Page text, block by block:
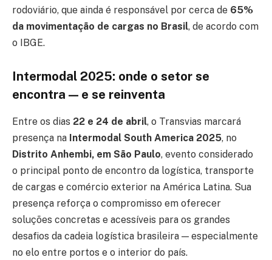
rodoviário, que ainda é responsável por cerca de 65%
da movimentação de cargas no Brasil, de acordo com
o IBGE.
Intermodal 2025: onde o setor se
encontra — e se reinventa
Entre os dias 22 e 24 de abril, o Transvias marcará
presença na Intermodal South America 2025, no
Distrito Anhembi, em São Paulo, evento considerado
o principal ponto de encontro da logística, transporte
de cargas e comércio exterior na América Latina. Sua
presença reforça o compromisso em oferecer
soluções concretas e acessíveis para os grandes
desafios da cadeia logística brasileira — especialmente
no elo entre portos e o interior do país.